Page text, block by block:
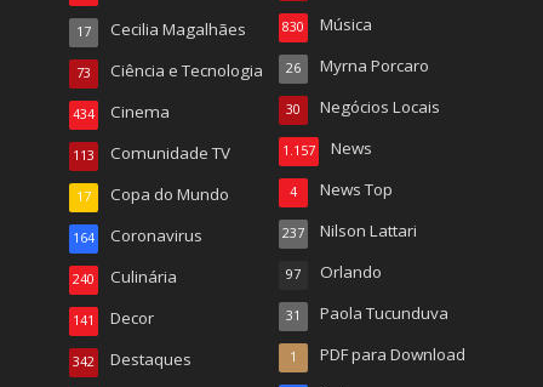
Cecilia Magalhães
17
Ciência e Tecnologia
73
Cinema
434
Comunidade TV
113
Copa do Mundo
17
Coronavirus
164
Culinária
240
Decor
141
Destaques
342
Música
830
Myrna Porcaro
26
Negócios Locais
30
News
1.157
News Top
4
Nilson Lattari
237
Orlando
97
Paola Tucunduva
31
PDF para Download
1